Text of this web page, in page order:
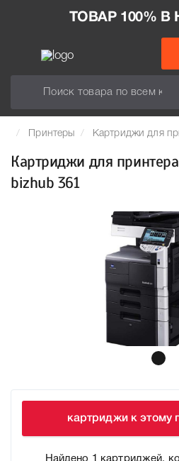
ТОВАР 100% В
Принтеры Картриджи для
Картриджи для
bizhub 361
картриджи к этому
Найдено 1 картриджей,